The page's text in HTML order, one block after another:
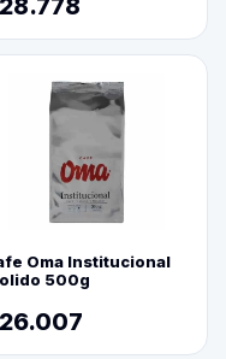
Oma Institucional
500g